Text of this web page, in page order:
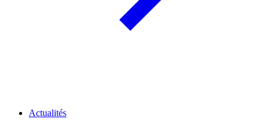
Actualités